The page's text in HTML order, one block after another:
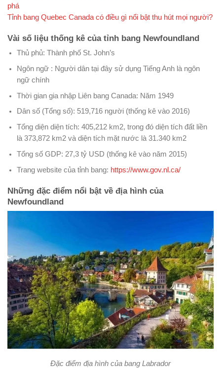
phá
Tỉnh bang Quebec Canada có điều gì nổi bật thu hút mọi người?
Vài số liệu thống kê của tỉnh bang Newfoundland
Thủ phủ: Thành phố St. John’s
Ngôn ngữ : Người dân tại đây sử dụng Tiếng Anh là ngôn
ngữ chính
Thời gian gia nhập Liên bang Canada: Năm 1949
Dân số (Tổng số): 519,716 người (thống kê vào 2016)
Tổng diện diện tích: 405,212 km2, trong đó diện tích đất liền
là 373,872 km2 và diện tích mặt nước là 31.340 km2
Tổng số GDP: 27,3 tỷ USD (thống kê vào năm 2015)
Trang website của tỉnh bang: https://www.gov.nl.ca/
Những đặc điểm nổi bật về địa hình của
Newfoundland
Đặc điểm địa hình của bang Labrador